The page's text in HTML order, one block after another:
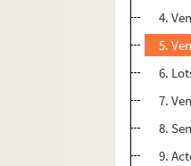
4.
5.
6.
7.
8.
9.